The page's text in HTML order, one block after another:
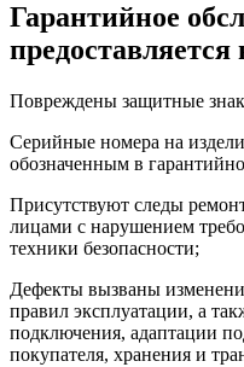
Гарантийное
Повреждены защитные
Серийные номера на
обозначенным в
Присутствуют следы
лицами с нарушением
техники безопасности;
Дефекты вызваны
правил эксплуатации, а
подключения, адаптации
покупателя, хранения и